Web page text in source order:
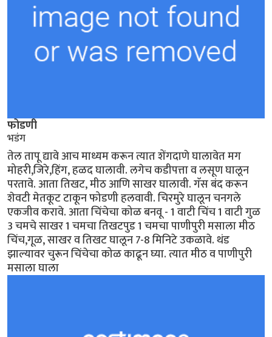
फोडणी
भडंग
तेल तापू द्यावे आच माध्यम करून त्यात शेंगदाणे घालावेत मग
मोहरी,जिरे,हिंग, हळद घालावी. लगेच कडीपत्ता व लसूण घालून
परतावे. आता तिखट, मीठ आणि साखर घालावी. गॅस बंद करून
शेवटी मेतकूट टाकून फोडणी हलवावी. चिरमुरे घालून चनगले
एकजीव करावे. आता चिंचेचा कोळ बनवू - 1 वाटी चिंच 1 वाटी गुळ
3 चमचे साखर 1 चमचा तिखटपुड 1 चमचा पाणीपुरी मसाला मीठ
चिंच,गूळ, साखर व तिखट घालून 7-8 मिनिटे उकळावे. थंड
झाल्यावर चुरून चिंचेचा कोळ काढून घ्या. त्यात मीठ व पाणीपुरी
मसाला घाला